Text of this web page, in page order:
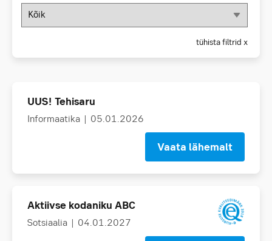
tühista filtrid x
UUS! Tehisaru
Informaatika | 05.01.2026
Vaata lähemalt
Aktiivse kodaniku ABC
Sotsiaalia | 04.01.2027